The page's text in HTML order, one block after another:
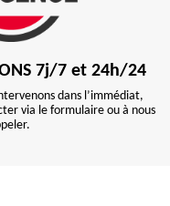
7j/7 et 24h/24
dans l’immédiat,
via le formulaire ou à nous